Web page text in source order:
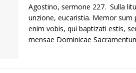
Agostino, sermone 227. Sulla
unzione, eucaristia. Memor
enim vobis, qui baptizati estis,
mensae Dominicae